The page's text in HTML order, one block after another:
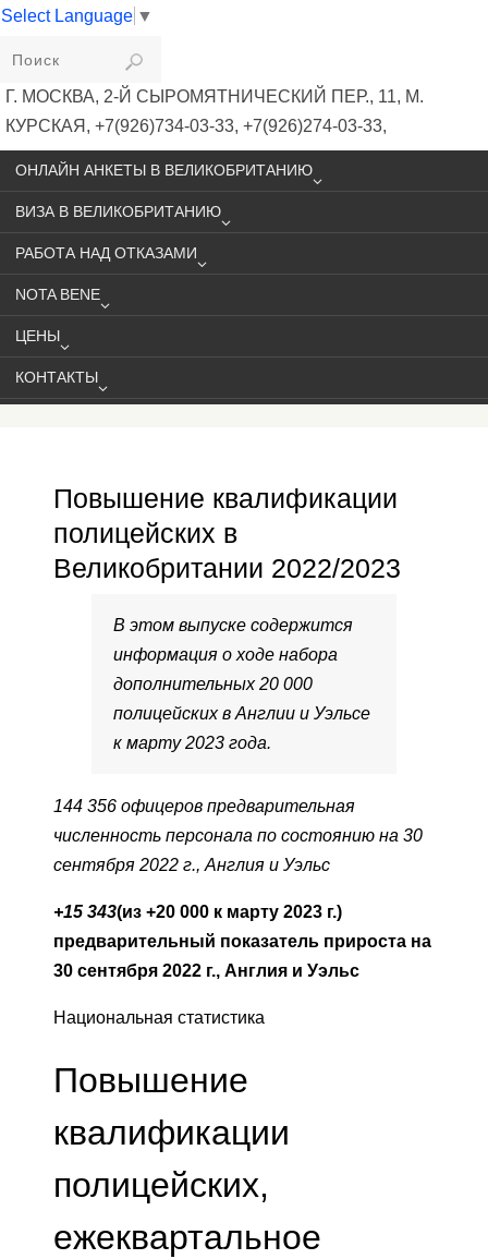
Select Language ▼
VIKIVISA
Г. МОСКВА, 2-Й СЫРОМЯТНИЧЕСКИЙ ПЕР., 11, М.
КУРСКАЯ, +7(926)734-03-33, +7(926)274-03-33,
VISA@VIKIVISA.RU
ОНЛАЙН АНКЕТЫ В ВЕЛИКОБРИТАНИЮ
ВИЗА В ВЕЛИКОБРИТАНИЮ
РАБОТА НАД ОТКАЗАМИ
NOTA BENE
ЦЕНЫ
КОНТАКТЫ
Повышение квалификации
полицейских в
Великобритании 2022/2023
В этом выпуске содержится
информация о ходе набора
дополнительных 20 000
полицейских в Англии и Уэльсе
к марту 2023 года.
144 356 офицеров предварительная
численность персонала по состоянию на 30
сентября 2022 г., Англия и Уэльс
+15 343(из +20 000 к марту 2023 г.)
предварительный показатель прироста на
30 сентября 2022 г., Англия и Уэльс
Национальная статистика
Повышение
квалификации
полицейских,
ежеквартальное